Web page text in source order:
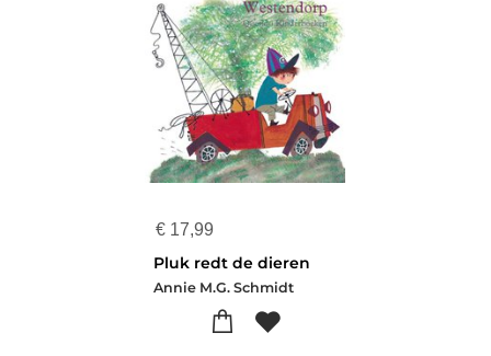
€ 17,99
Pluk redt de dieren
Annie M.G. Schmidt